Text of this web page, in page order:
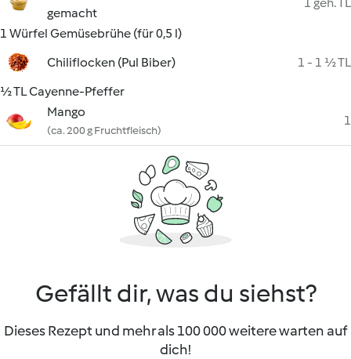
gemacht
1 Würfel Gemüsebrühe (für 0,5 l)
Chiliflocken (Pul Biber)
1 - 1 ½ TL
½ TL Cayenne-Pfeffer
Mango
(ca. 200 g Fruchtfleisch)
1
Gefällt dir, was du siehst?
Dieses Rezept und mehr als 100 000 weitere warten auf
dich!